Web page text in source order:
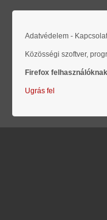
Adatvédelem -
Közösségi szoftver,
Firefox
Ugrás fel